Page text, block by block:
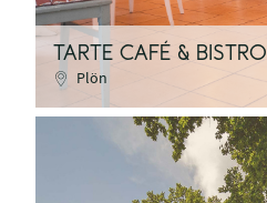
TARTE CAFÉ & BISTRO
Plön